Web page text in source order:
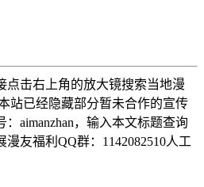
点击右上角的放大镜搜索当地漫
站已经隐藏部分暂未合作的宣传
aimanzhan，输入本文标题查询
友福利QQ群：1142082510人工